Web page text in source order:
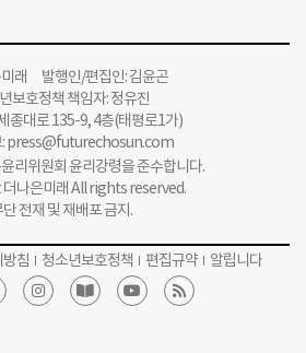
미래 발행인/편집인: 김윤곤
보호정책 책임자: 정유진
종대로 135-9, 4층(태평로1가)
press@futurechosun.com
리위원회 윤리강령을 준수합니다.
나은미래 All rights reserved.
전재 및 재배포 금지.
침 청소년보호정책 편집규약 알립니다